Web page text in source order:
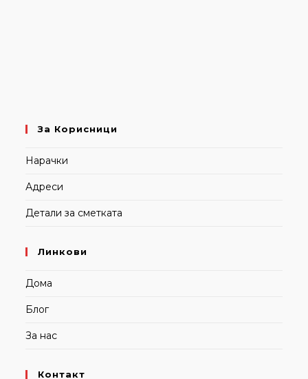
За Корисници
Нарачки
Адреси
Детали за сметката
Линкови
Дома
Блог
За нас
Контакт